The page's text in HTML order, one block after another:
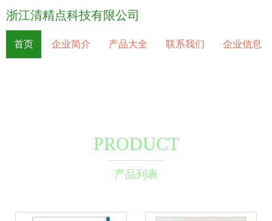
浙江清精点科技有限公司
首页 企业简介 产品大全 联系我们 企业信息
PRODUCT
产品列表